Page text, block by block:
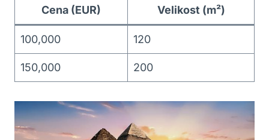
Cena (EUR) Velikost (m²)
100,000 120
150,000 200